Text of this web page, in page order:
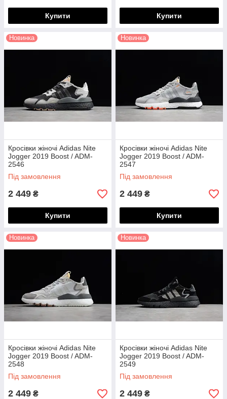
Купити Купити
Новинка
Кросівки жіночі Adidas Nite
Jogger 2019 Boost / ADM-
2546
Під замовлення
2 449 ₴
Купити
Новинка
Кросівки жіночі Adidas Nite
Jogger 2019 Boost / ADM-
2547
Під замовлення
2 449 ₴
Купити
Новинка
Кросівки жіночі Adidas Nite
Jogger 2019 Boost / ADM-
2548
Під замовлення
2 449 ₴
Новинка
Кросівки жіночі Adidas Nite
Jogger 2019 Boost / ADM-
2549
Під замовлення
2 449 ₴